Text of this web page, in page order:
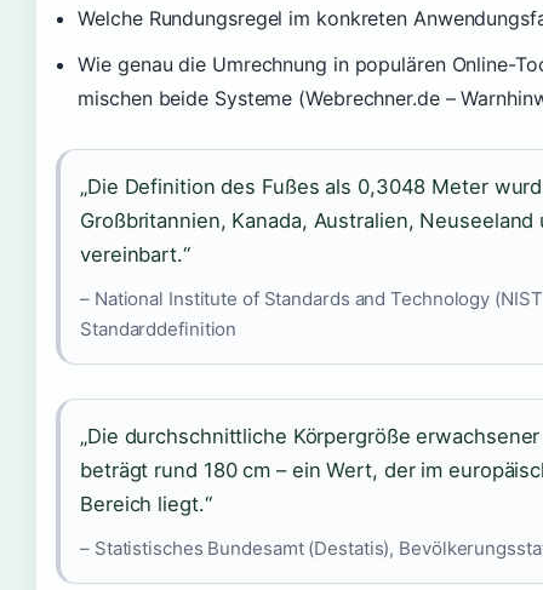
Welche Rundungsregel im konkreten
Wie genau die Umrechnung in populären Online-
mischen beide Systeme (Webrechner.de –
„Die Definition des Fußes als 0,3048 Meter
Großbritannien, Kanada, Australien,
vereinbart.“
– National Institute of Standards and Technology
Standarddefinition
„Die durchschnittliche Körpergröße
beträgt rund 180 cm – ein Wert, der im
Bereich liegt.“
– Statistisches Bundesamt (Destatis),